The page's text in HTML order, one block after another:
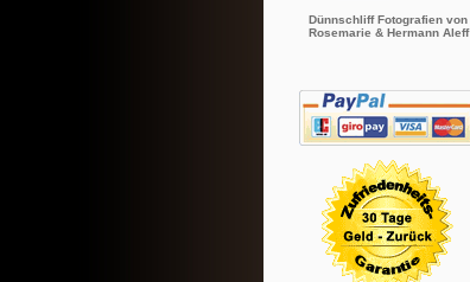
Dünnschliff Fotografien von
Rosemarie & Hermann Aleff